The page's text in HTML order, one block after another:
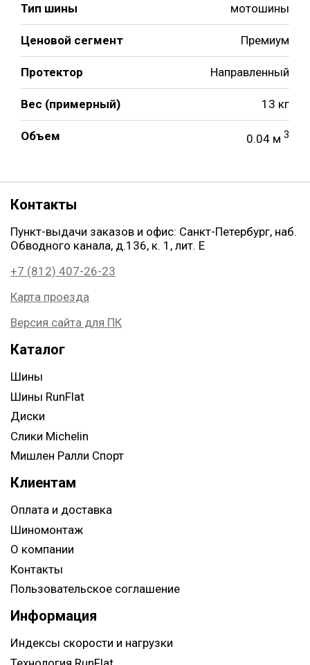
Тип шины мотошины
Ценовой сегмент Премиум
Протектор Направленный
Вес (примерный) 13 кг
Объем 0.04 м 3
Контакты
Пункт-выдачи заказов и офис: Санкт-Петербург, наб.
Обводного канала, д.136, к. 1, лит. Е
+7 (812) 407-26-23
Карта проезда
Версия сайта для ПК
Каталог
Шины
Шины RunFlat
Диски
Слики Michelin
Мишлен Ралли Спорт
Клиентам
Оплата и доставка
Шиномонтаж
О компании
Контакты
Пользовательское соглашение
Информация
Индексы скорости и нагрузки